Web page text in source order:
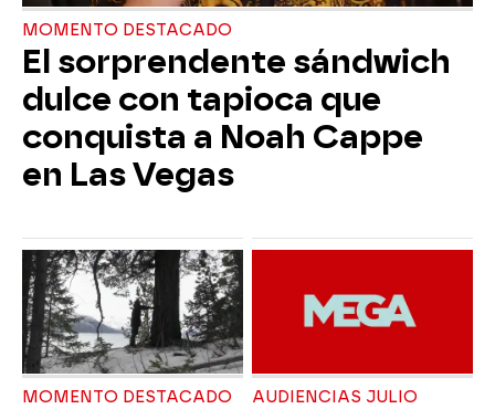
MOMENTO DESTACADO
El sorprendente sándwich
dulce con tapioca que
conquista a Noah Cappe
en Las Vegas
MOMENTO DESTACADO AUDIENCIAS JULIO